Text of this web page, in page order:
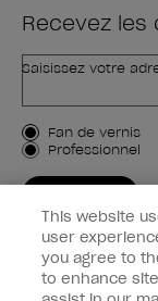
Recevez les
Saisissez votre
Type de client
Fan de vernis
Professionnel
Informations
Connectez-Vous
This website
user
you agree to
to enhance